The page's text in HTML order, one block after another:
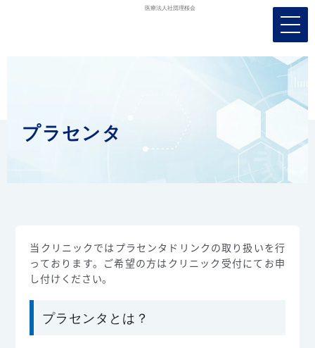
メ
ニ
ュ
ー
を
開
く
プラセンタ
当クリニックではプラセンタドリンクの取り扱いを行
っております。ご希望の方はクリニック受付にてお申
し付けください。
プラセンタとは？